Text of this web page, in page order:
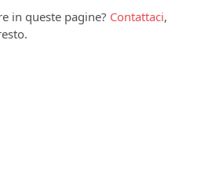
in queste pagine? Contattaci,